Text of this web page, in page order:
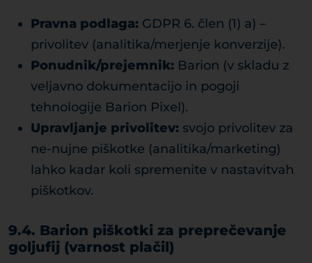
Pravna podlaga: GDPR 6. člen (1) a) –
privolitev (analitika/merjenje konverzije).
Ponudnik/prejemnik: Barion (v skladu z
veljavno dokumentacijo in pogoji
tehnologije Barion Pixel).
Upravljanje privolitev: svojo privolitev za
ne-nujne piškotke (analitika/marketing)
lahko kadar koli spremenite v nastavitvah
piškotkov.
9.4. Barion piškotki za preprečevanje
goljufij (varnost plačil)